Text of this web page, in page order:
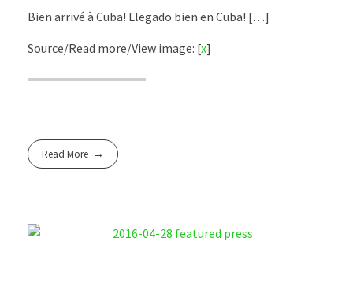
Bien arrivé à Cuba! Llegado bien en Cuba! […]
Source/Read more/View image: [x]
Read More